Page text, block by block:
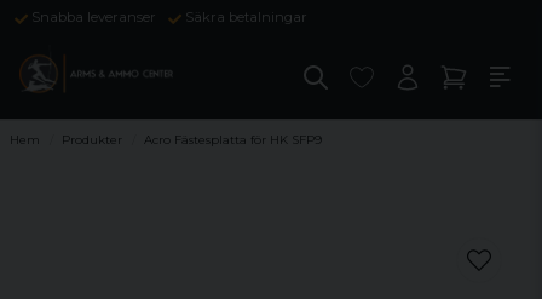
Snabba leveranser Säkra betalningar
Hem Produkter Acro Fästesplatta för HK SFP9